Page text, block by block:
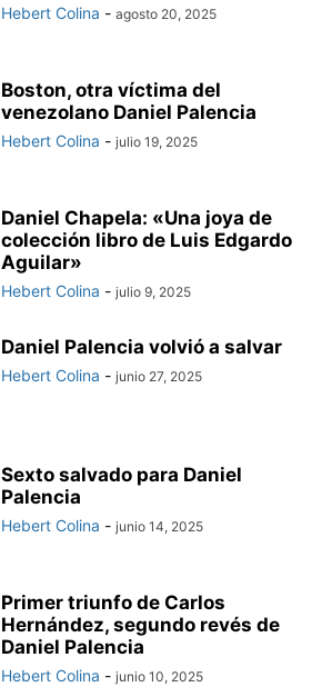
Hebert Colina - agosto 20, 2025
Boston, otra víctima del
venezolano Daniel Palencia
Hebert Colina - julio 19, 2025
Daniel Chapela: «Una joya de
colección libro de Luis Edgardo
Aguilar»
Hebert Colina - julio 9, 2025
Daniel Palencia volvió a salvar
Hebert Colina - junio 27, 2025
Sexto salvado para Daniel
Palencia
Hebert Colina - junio 14, 2025
Primer triunfo de Carlos
Hernández, segundo revés de
Daniel Palencia
Hebert Colina - junio 10, 2025